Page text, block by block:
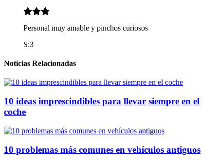
Personal muy amable y pinchos curiosos
S:3
Noticias Relacionadas
10 ideas imprescindibles para llevar siempre en el
coche
10 problemas más comunes en vehículos antiguos